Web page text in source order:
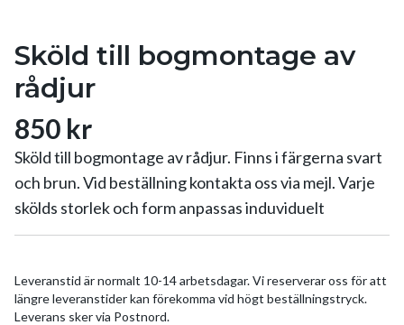
Sköld till bogmontage av
rådjur
850 kr
Sköld till bogmontage av rådjur. Finns i färgerna svart
och brun. Vid beställning kontakta oss via mejl. Varje
skölds storlek och form anpassas induviduelt
Leveranstid är normalt 10-14 arbetsdagar. Vi reserverar oss för att
längre leveranstider kan förekomma vid högt beställningstryck.
Leverans sker via Postnord.